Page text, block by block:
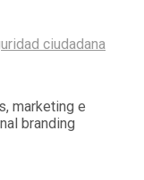
ciudadana
marketing e
branding